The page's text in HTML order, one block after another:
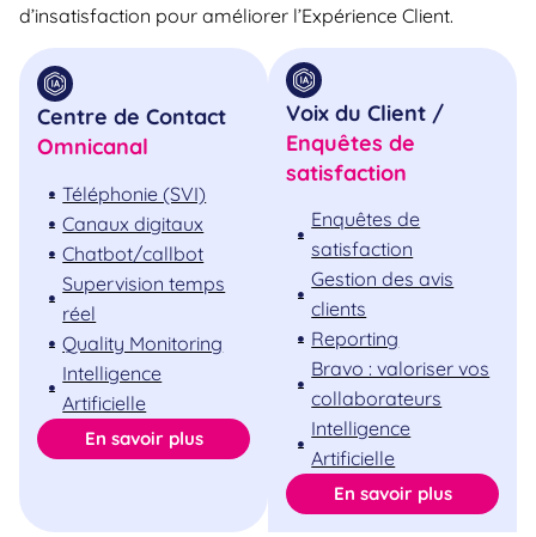
d’insatisfaction pour améliorer l’Expérience Client.
Centre de Contact
Omnicanal
Téléphonie (SVI)
Canaux digitaux
Chatbot/callbot
Supervision temps
réel
Quality Monitoring
Intelligence
Artificielle
En savoir plus
Voix du Client /
Enquêtes de
satisfaction
Enquêtes de
satisfaction
Gestion des avis
clients
Reporting
Bravo : valoriser vos
collaborateurs
Intelligence
Artificielle
En savoir plus